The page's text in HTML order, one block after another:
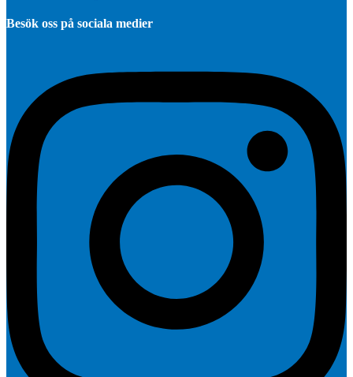
Besök oss på sociala medier